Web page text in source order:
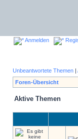
Anmelden
Unbeantwortete Themen |
Foren-Übersicht
Aktive Themen